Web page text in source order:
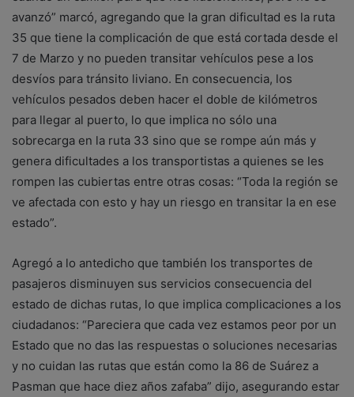
avanzó” marcó, agregando que la gran dificultad es la ruta
35 que tiene la complicación de que está cortada desde el
7 de Marzo y no pueden transitar vehículos pese a los
desvíos para tránsito liviano. En consecuencia, los
vehículos pesados deben hacer el doble de kilómetros
para llegar al puerto, lo que implica no sólo una
sobrecarga en la ruta 33 sino que se rompe aún más y
genera dificultades a los transportistas a quienes se les
rompen las cubiertas entre otras cosas: “Toda la región se
ve afectada con esto y hay un riesgo en transitar la en ese
estado”.
Agregó a lo antedicho que también los transportes de
pasajeros disminuyen sus servicios consecuencia del
estado de dichas rutas, lo que implica complicaciones a los
ciudadanos: “Pareciera que cada vez estamos peor por un
Estado que no das las respuestas o soluciones necesarias
y no cuidan las rutas que están como la 86 de Suárez a
Pasman que hace diez años zafaba” dijo, asegurando estar